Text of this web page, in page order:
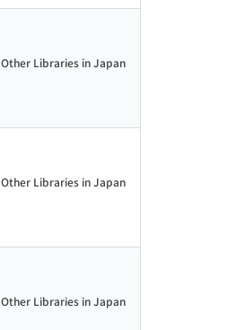
Other Libraries in Japan
Other Libraries in Japan
Other Libraries in Japan